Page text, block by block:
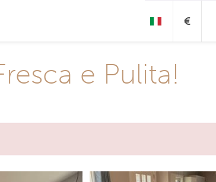
€
e Pulita!